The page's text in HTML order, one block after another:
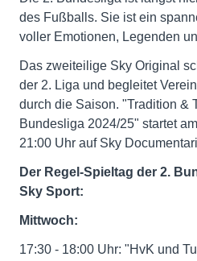
des Fußballs. Sie ist ein
voller Emotionen, Legenden
Das zweiteilige Sky Original
der 2. Liga und begleitet
durch die Saison. "Tradition &
Bundesliga 2024/25" startet
21:00 Uhr auf Sky
Der Regel-Spieltag der 2.
Sky Sport:
Mittwoch:
17:30 - 18:00 Uhr: "HvK und